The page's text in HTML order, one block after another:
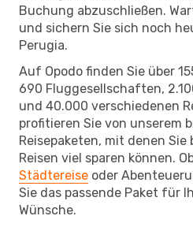
Buchung abzuschließen.
und sichern Sie sich noch
Perugia.
Auf Opodo finden Sie über
690 Fluggesellschaften,
und 40.000 verschiedenen
profitieren Sie von unserem
Reisepaketen, mit denen
Reisen viel sparen können.
Städtereise oder
Sie das passende Paket für
Wünsche.